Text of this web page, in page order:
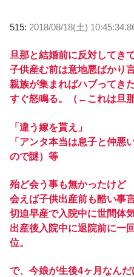
515: 2018/08/18(土)
旦那と結婚前に反対してき
子供産む前は意地悪ばかり
親族が集まればハブってき
すぐ怒鳴る。（←これは旦
「違う嫁を貰え」
「アンタ本当は息子と仲
ので謎）等
殆ど会う事も無かったけど
会えば子供出産前も酷い事
切迫早産で入院中に世間体
出産後入院中に退院前に一
位。
で、今娘が生後4ヶ月なんだ